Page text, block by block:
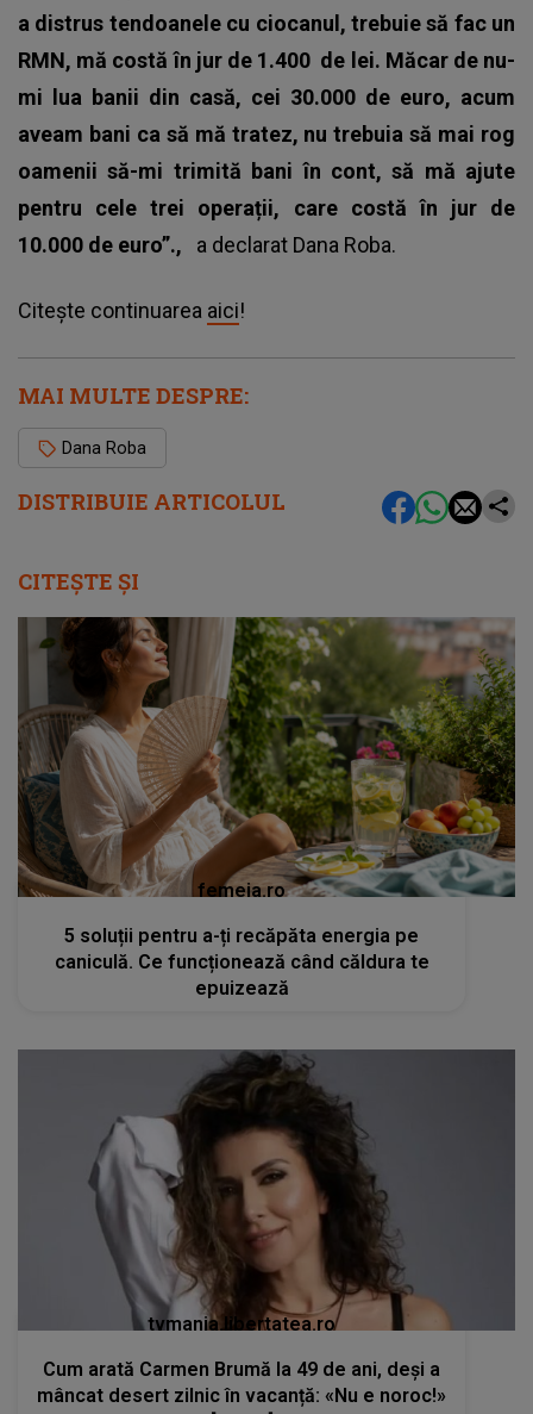
DISTRIBUIE ARTICOLUL
a distrus tendoanele cu ciocanul, trebuie să fac un
RMN, mă costă în jur de 1.400 de lei. Măcar de nu-
mi lua banii din casă, cei 30.000 de euro, acum
aveam bani ca să mă tratez, nu trebuia să mai rog
oamenii să-mi trimită bani în cont, să mă ajute
pentru cele trei operații, care costă în jur de
10.000 de euro”., a declarat Dana Roba.
Citește continuarea aici!
MAI MULTE DESPRE:
Dana Roba
CITEȘTE ȘI
femeia.ro
5 soluții pentru a-ți recăpăta energia pe
caniculă. Ce funcționează când căldura te
epuizează
tvmania.libertatea.ro
Cum arată Carmen Brumă la 49 de ani, deși a
mâncat desert zilnic în vacanță: «Nu e noroc!»